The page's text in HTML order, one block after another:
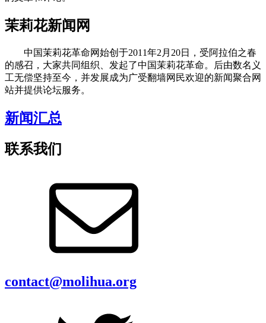
茉莉花新闻网
中国茉莉花革命网始创于2011年2月20日，受阿拉伯之春
的感召，大家共同组织、发起了中国茉莉花革命。后由数名义
工无偿坚持至今，并发展成为广受翻墙网民欢迎的新闻聚合网
站并提供论坛服务。
新闻汇总
联系我们
contact@molihua.org